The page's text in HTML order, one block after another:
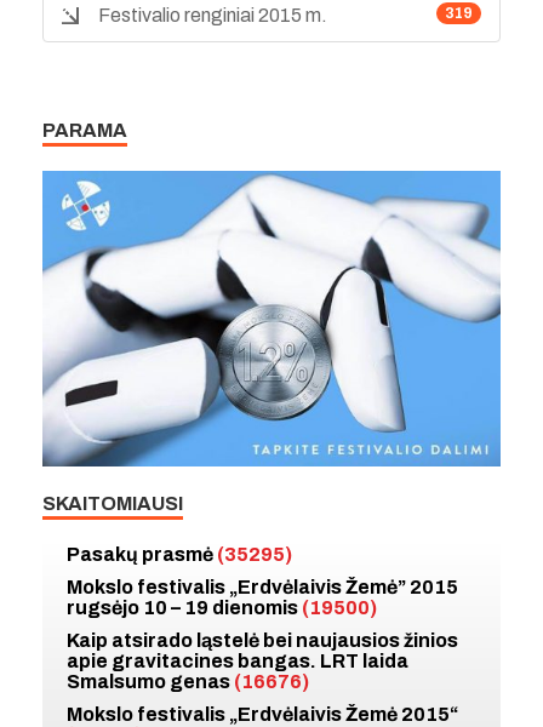
319
Festivalio renginiai 2015 m.
PARAMA
SKAITOMIAUSI
Pasakų prasmė (35295)
Mokslo festivalis „Erdvėlaivis Žemė” 2015
rugsėjo 10 – 19 dienomis (19500)
Kaip atsirado ląstelė bei naujausios žinios
apie gravitacines bangas. LRT laida
Smalsumo genas (16676)
Mokslo festivalis „Erdvėlaivis Žemė 2015“